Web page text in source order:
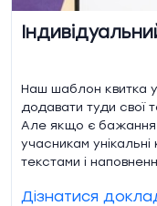
Наш шаблон квитка
додавати туди свої
Але якщо є бажання
учасникам
текстами і
макетом .psd
Дізнатися